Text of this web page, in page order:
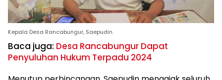
Kepala Desa Rancabungur, Saepudin.
Baca juga: Desa Rancabungur Dapat
Penyuluhan Hukum Terpadu 2024